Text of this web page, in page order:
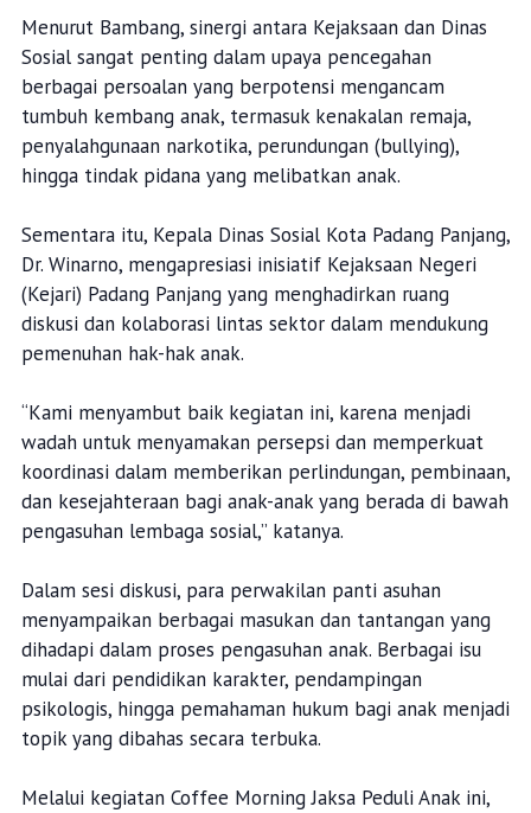
Menurut Bambang, sinergi antara Kejaksaan dan Dinas
Sosial sangat penting dalam upaya pencegahan
berbagai persoalan yang berpotensi mengancam
tumbuh kembang anak, termasuk kenakalan remaja,
penyalahgunaan narkotika, perundungan (bullying),
hingga tindak pidana yang melibatkan anak.
Sementara itu, Kepala Dinas Sosial Kota Padang Panjang,
Dr. Winarno, mengapresiasi inisiatif Kejaksaan Negeri
(Kejari) Padang Panjang yang menghadirkan ruang
diskusi dan kolaborasi lintas sektor dalam mendukung
pemenuhan hak-hak anak.
“Kami menyambut baik kegiatan ini, karena menjadi
wadah untuk menyamakan persepsi dan memperkuat
koordinasi dalam memberikan perlindungan, pembinaan,
dan kesejahteraan bagi anak-anak yang berada di bawah
pengasuhan lembaga sosial,” katanya.
Dalam sesi diskusi, para perwakilan panti asuhan
menyampaikan berbagai masukan dan tantangan yang
dihadapi dalam proses pengasuhan anak. Berbagai isu
mulai dari pendidikan karakter, pendampingan
psikologis, hingga pemahaman hukum bagi anak menjadi
topik yang dibahas secara terbuka.
Melalui kegiatan Coffee Morning Jaksa Peduli Anak ini,